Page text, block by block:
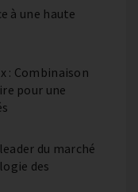
à une haute
: Combinaison
pour une
du marché
des